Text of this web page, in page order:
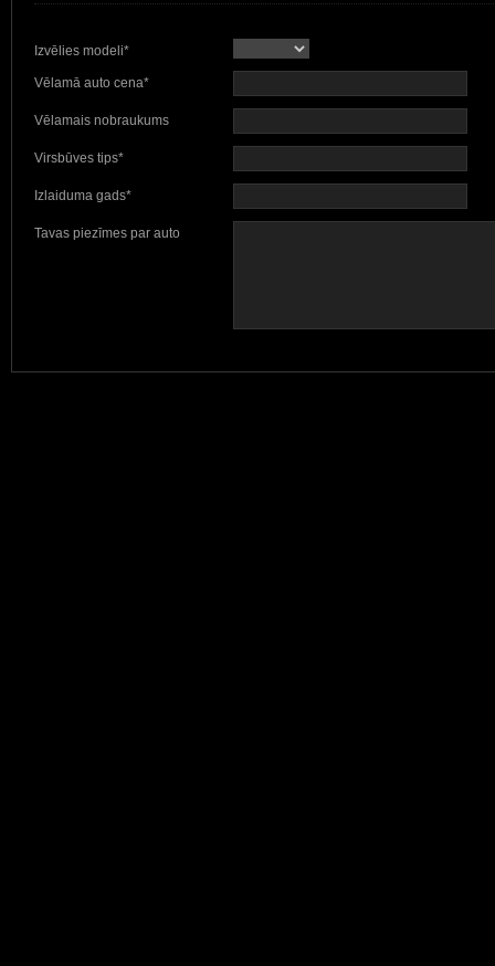
Izvēlies modeli*
Vēlamā auto cena*
Vēlamais nobraukums
Virsbūves tips*
Izlaiduma gads*
Tavas piezīmes par auto